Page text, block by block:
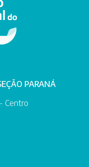
PARANÁ
Centro